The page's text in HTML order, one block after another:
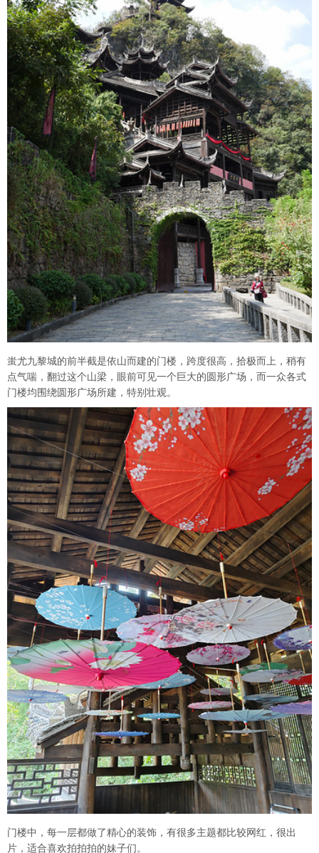
蚩尤九黎城的前半截是依山而建的门楼，跨度很高，拾极而上，稍有
点气喘，翻过这个山梁，眼前可见一个巨大的圆形广场，而一众各式
门楼均围绕圆形广场所建，特别壮观。
门楼中，每一层都做了精心的装饰，有很多主题都比较网红，很出
片，适合喜欢拍拍拍的妹子们。